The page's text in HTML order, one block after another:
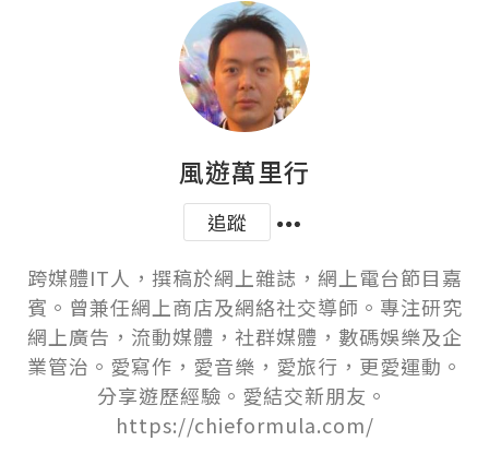
風遊萬里行
追蹤
跨媒體IT人，撰稿於網上雜誌，網上電台節目嘉
賓。曾兼任網上商店及網絡社交導師。專注研究
網上廣告，流動媒體，社群媒體，數碼娛樂及企
業管治。愛寫作，愛音樂，愛旅行，更愛運動。
分享遊歷經驗。愛結交新朋友。
https://chieformula.com/